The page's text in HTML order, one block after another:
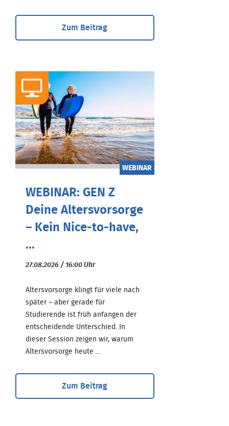
Zum Beitrag
WEBINAR
WEBINAR: GEN Z
Deine Altersvorsorge
– Kein Nice-to-have,
...
27.08.2026 / 16:00 Uhr
Altersvorsorge klingt für viele nach
später – aber gerade für
Studierende ist früh anfangen der
entscheidende Unterschied. In
dieser Session zeigen wir, warum
Altersvorsorge heute ...
Zum Beitrag